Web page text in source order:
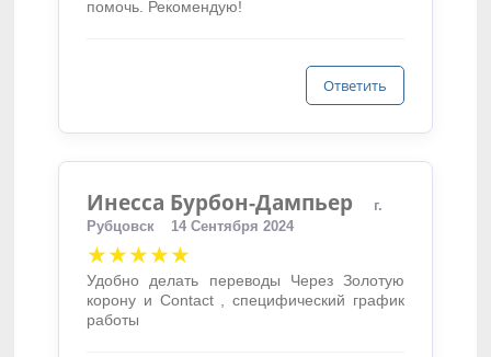
помочь. Рекомендую!
Ответить
Инесса Бурбон-Дампьер
г.
Рубцовск
14 Сентября 2024
★★★★★
Удобно делать переводы Через Золотую
корону и Contact , специфический график
работы